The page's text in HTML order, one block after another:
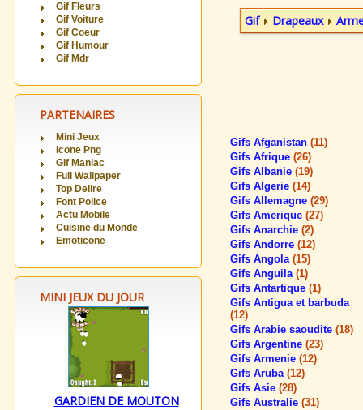
Gif Fleurs
Gif Voiture
Gif Coeur
Gif Humour
Gif Mdr
PARTENAIRES
Mini Jeux
Icone Png
Gif Maniac
Full Wallpaper
Top Delire
Font Police
Actu Mobile
Cuisine du Monde
Emoticone
MINI JEUX DU JOUR
GARDIEN DE MOUTON
Gif Drapeaux
Gifs Afganistan (11)
Gifs Afrique (26)
Gifs Albanie (19)
Gifs Algerie (14)
Gifs Allemagne (29)
Gifs Amerique (27)
Gifs Anarchie (2)
Gifs Andorre (12)
Gifs Angola (15)
Gifs Anguila (1)
Gifs Antartique (1)
Gifs Antigua et barbuda
(12)
Gifs Arabie saoudite (18)
Gifs Argentine (23)
Gifs Armenie (12)
Gifs Aruba (12)
Gifs Asie (28)
Gifs Australie (31)